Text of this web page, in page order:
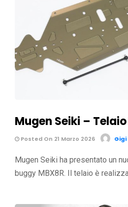
Mugen Seiki –
Posted On 21 Marzo 2026 Gigi
Mugen Seiki ha presentato un
buggy MBX8R. Il telaio è